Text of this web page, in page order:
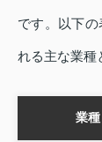
です。以下
れる主な業種
業種